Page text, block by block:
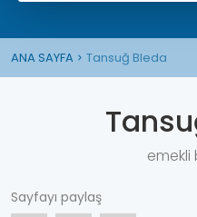
ANA SAYFA Tansuğ Bleda
emekli
Sayfayı paylaş